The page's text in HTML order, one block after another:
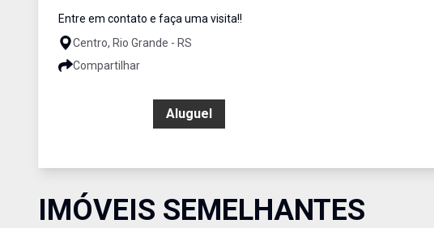
Entre em contato e faça uma visita!!
Centro, Rio Grande - RS
Compartilhar
Aluguel
IMÓVEIS SEMELHANTES